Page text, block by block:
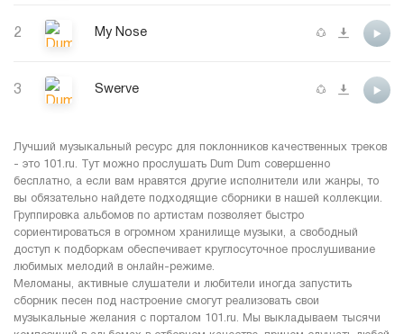
2 My Nose
3 Swerve
Лучший музыкальный ресурс для поклонников качественных треков
- это 101.ru. Тут можно прослушать Dum Dum совершенно
бесплатно, а если вам нравятся другие исполнители или жанры, то
вы обязательно найдете подходящие сборники в нашей коллекции.
Группировка альбомов по артистам позволяет быстро
сориентироваться в огромном хранилище музыки, а свободный
доступ к подборкам обеспечивает круглосуточное прослушивание
любимых мелодий в онлайн-режиме.
Меломаны, активные слушатели и любители иногда запустить
сборник песен под настроение смогут реализовать свои
музыкальные желания с порталом 101.ru. Мы выкладываем тысячи